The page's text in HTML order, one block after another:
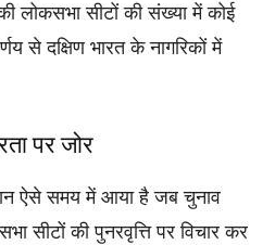
लोकसभा सीटों की संख्या में कोई
से दक्षिण भारत के नागरिकों में
पर जोर
ऐसे समय में आया है जब चुनाव
सीटों की पुनरवृत्ति पर विचार कर